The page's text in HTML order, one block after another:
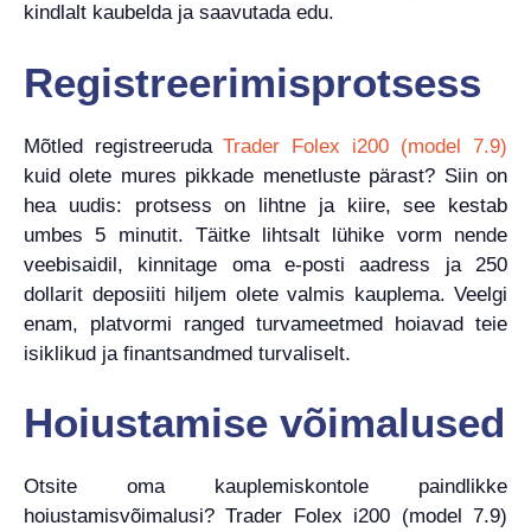
kindlalt kaubelda ja saavutada edu.
Registreerimisprotsess
Mõtled registreeruda Trader Folex i200 (model 7.9)
kuid olete mures pikkade menetluste pärast? Siin on
hea uudis: protsess on lihtne ja kiire, see kestab
umbes 5 minutit. Täitke lihtsalt lühike vorm nende
veebisaidil, kinnitage oma e-posti aadress ja 250
dollarit deposiiti hiljem olete valmis kauplema. Veelgi
enam, platvormi ranged turvameetmed hoiavad teie
isiklikud ja finantsandmed turvaliselt.
Hoiustamise võimalused
Otsite oma kauplemiskontole paindlikke
hoiustamisvõimalusi? Trader Folex i200 (model 7.9)